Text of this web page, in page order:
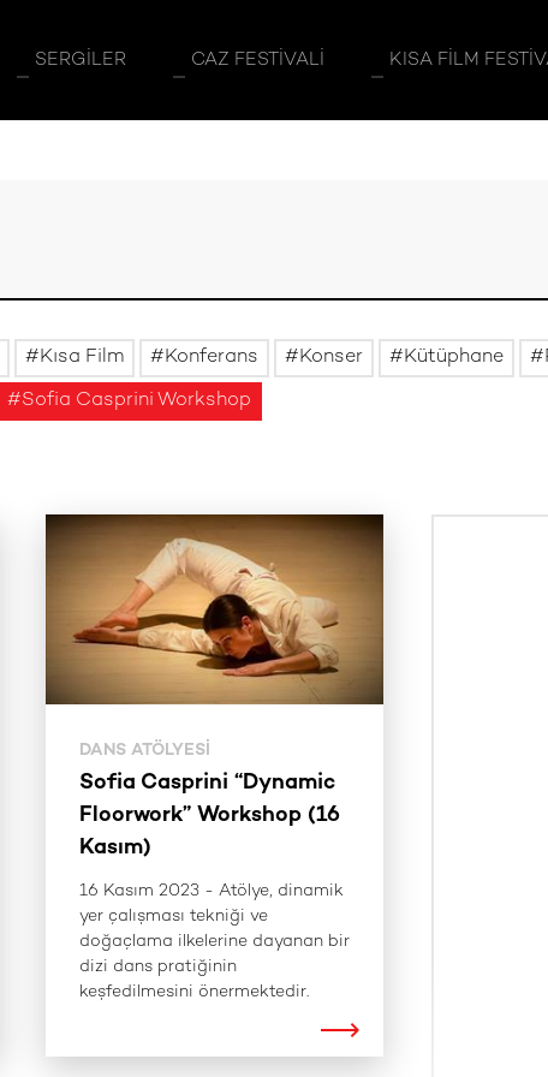
SERGILER CAZ FESTIVALI KISA FILM
Kısa Film Konferans Konser Kütüphane
Sofia Casprini Workshop
DANS ATÖLYESI
Sofia Casprini “Dynamic
Floorwork” Workshop (16
Kasım)
16 Kasım 2023 - Atölye, dinamik
yer çalışması tekniği ve
doğaçlama ilkelerine dayanan bir
dizi dans pratiğinin
keşfedilmesini önermektedir.